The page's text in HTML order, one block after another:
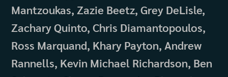
Mantzoukas, Zazie Beetz, Grey DeLisle,
Zachary Quinto, Chris Diamantopoulos,
Ross Marquand, Khary Payton, Andrew
Rannells, Kevin Michael Richardson, Ben